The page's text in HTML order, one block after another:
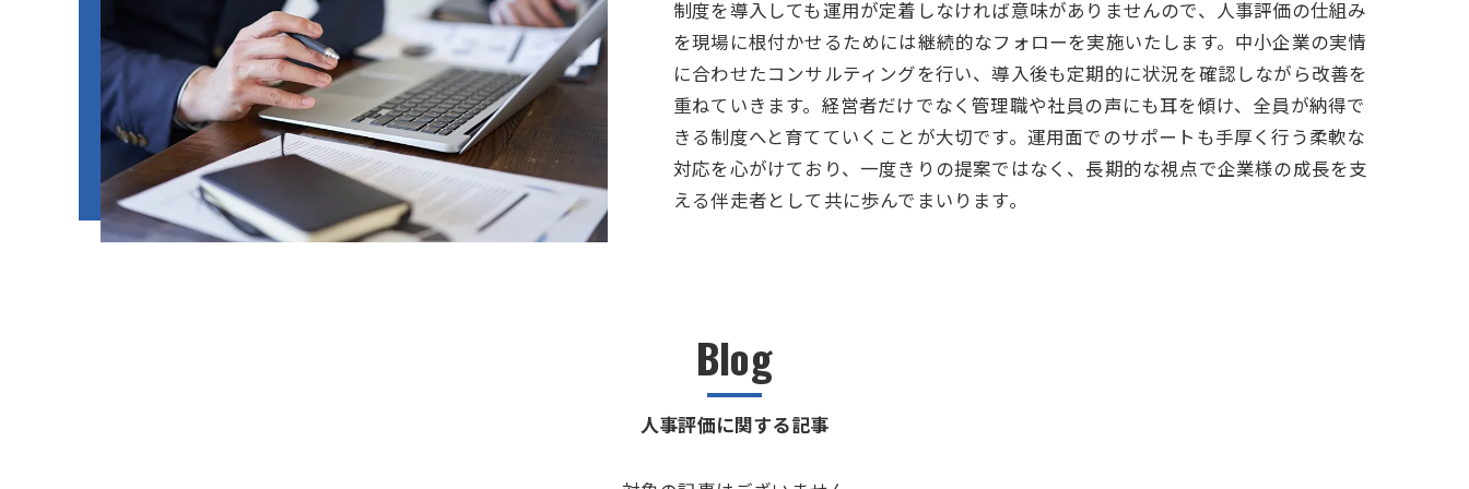
制度を導入しても運用が定着しなければ意味がありませんので、人事評価の仕組み
を現場に根付かせるためには継続的なフォローを実施いたします。中小企業の実情
に合わせたコンサルティングを行い、導入後も定期的に状況を確認しながら改善を
重ねていきます。経営者だけでなく管理職や社員の声にも耳を傾け、全員が納得で
きる制度へと育てていくことが大切です。運用面でのサポートも手厚く行う柔軟な
対応を心がけており、一度きりの提案ではなく、長期的な視点で企業様の成長を支
える伴走者として共に歩んでまいります。
Blog
人事評価に関する記事